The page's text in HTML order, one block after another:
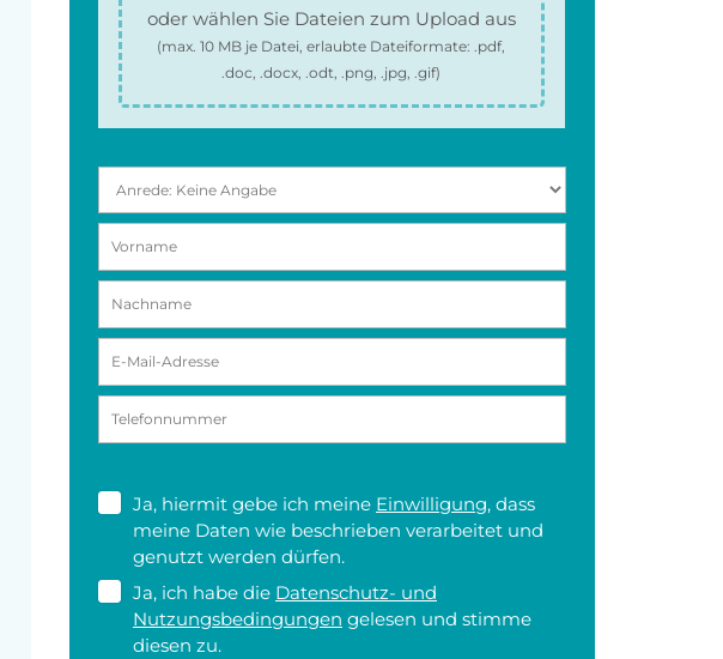
oder wählen Sie Dateien zum Upload aus
(max.10 MB je Datei, erlaubte Dateiformate:.pdf,
.doc, .docx, .odt, .png, .jpg, .gif)
Ja, hiermit gebe ich meine Einwilligung, dass
meine Daten wie beschrieben verarbeitet und
genutzt werden dürfen.
Ja, ich habe die Datenschutz- und
Nutzungsbedingungen gelesen und stimme
diesen zu.